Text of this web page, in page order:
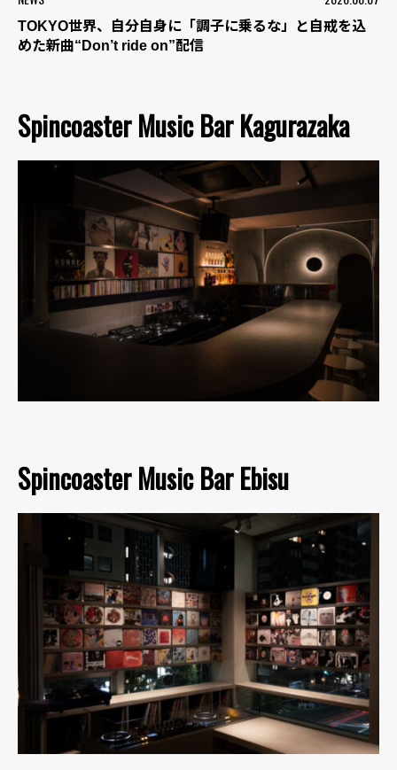
TOKYO世界、自分自身に「調子に乗るな」と自戒を込
めた新曲“Don’t ride on”配信
Spincoaster Music Bar Kagurazaka
Spincoaster Music Bar Ebisu